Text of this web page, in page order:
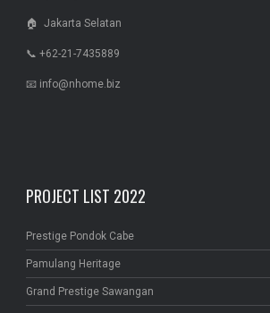
🏠 Jakarta Selatan
📞 +62-21-7435889
📧 info@nhome.biz
PROJECT LIST 2022
Prestige Pondok Cabe
Pamulang Heritage
Grand Prestige Sawangan